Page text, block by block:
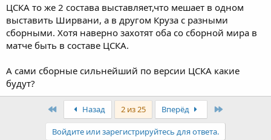
ЦСКА то же 2 состава выставляет,что мешает в одном
выставить Ширвани, а в другом Круза с разными
сборными. Хотя наверно захотят оба со сборной мира в
матче быть в составе ЦСКА.
А сами сборные сильнейший по версии ЦСКА какие
будут?
First Назад 2 из 25 Вперёд
Войдите или зарегистрируйтесь для ответа.